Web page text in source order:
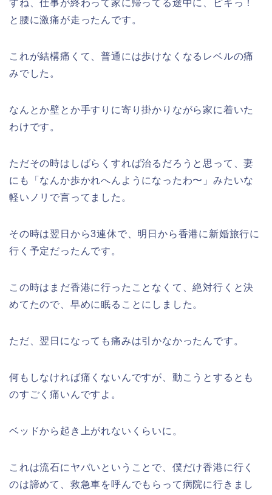
すね、仕事が終わって家に帰ってる途中に、ピキっ！
と腰に激痛が走ったんです。
これが結構痛くて、普通には歩けなくなるレベルの痛
みでした。
なんとか壁とか手すりに寄り掛かりながら家に着いた
わけです。
ただその時はしばらくすれば治るだろうと思って、妻
にも「なんか歩かれへんようになったわ〜」みたいな
軽いノリで言ってました。
その時は翌日から3連休で、明日から香港に新婚旅行に
行く予定だったんです。
この時はまだ香港に行ったことなくて、絶対行くと決
めてたので、早めに眠ることにしました。
ただ、翌日になっても痛みは引かなかったんです。
何もしなければ痛くないんですが、動こうとするとも
のすごく痛いんですよ。
ベッドから起き上がれないくらいに。
これは流石にヤバいということで、僕だけ香港に行く
のは諦めて、救急車を呼んでもらって病院に行きまし